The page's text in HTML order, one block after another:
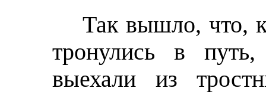
Так вышло, что,
тронулись в
выехали из